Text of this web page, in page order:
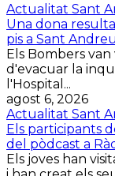
Actualitat Sant
Una dona
pis a Sant
Els Bombers
d'evacuar la
l'Hospital...
agost 6, 2026
Actualitat Sant
Els participants
del pòdcast a
Els joves han